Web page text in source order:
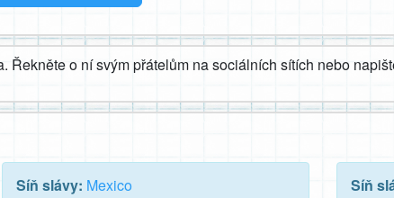
Řekněte o ní svým přátelům na sociálních sítích nebo
Síň slávy: Mexico Síň